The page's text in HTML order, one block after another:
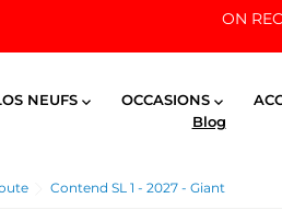
ON
NEUFS  OCCASIONS 
Blog
Contend SL 1 - 2027 - Giant